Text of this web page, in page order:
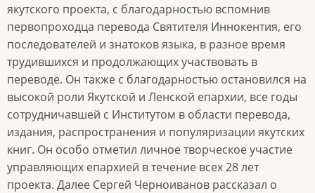
якутского проекта, с благодарностью вспомнив
первопроходца перевода Святителя Иннокентия, его
последователей и знатоков языка, в разное время
трудившихся и продолжающих участвовать в
переводе. Он также с благодарностью остановился на
высокой роли Якутской и Ленской епархии, все годы
сотрудничавшей с Институтом в области перевода,
издания, распространения и популяризации якутских
книг. Он особо отметил личное творческое участие
управляющих епархией в течение всех 28 лет
проекта. Далее Сергей Черноиванов рассказал о